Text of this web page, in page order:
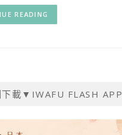
READING
下載▼IWAFU FLASH APP